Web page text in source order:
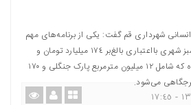
شهرداری قم گفت: یکی از برنامه‌های مهم
شهرداری قم توسعه فضای سبز شهری بااعتباری بالغ‌بر ١٧٤ میلیارد تومان و
احداث ٣٠ بوستان جدید بوده که شامل ١٢ میلیون مترمربع پارک جنگلی و ١٧٠
می‌شود.